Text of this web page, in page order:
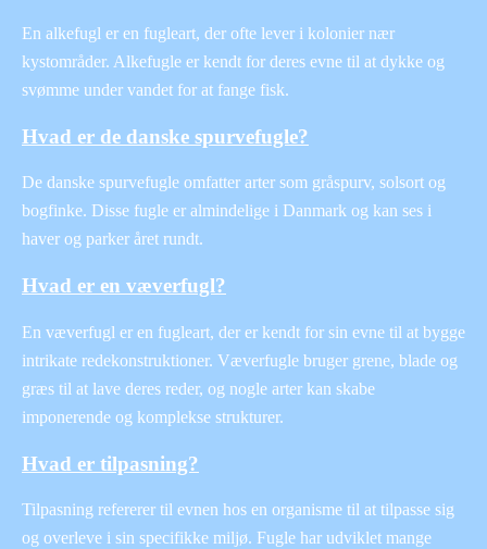
En alkefugl er en fugleart, der ofte lever i kolonier nær
kystområder. Alkefugle er kendt for deres evne til at dykke og
svømme under vandet for at fange fisk.
Hvad er de danske spurvefugle?
De danske spurvefugle omfatter arter som gråspurv, solsort og
bogfinke. Disse fugle er almindelige i Danmark og kan ses i
haver og parker året rundt.
Hvad er en væverfugl?
En væverfugl er en fugleart, der er kendt for sin evne til at bygge
intrikate redekonstruktioner. Væverfugle bruger grene, blade og
græs til at lave deres reder, og nogle arter kan skabe
imponerende og komplekse strukturer.
Hvad er tilpasning?
Tilpasning refererer til evnen hos en organisme til at tilpasse sig
og overleve i sin specifikke miljø. Fugle har udviklet mange